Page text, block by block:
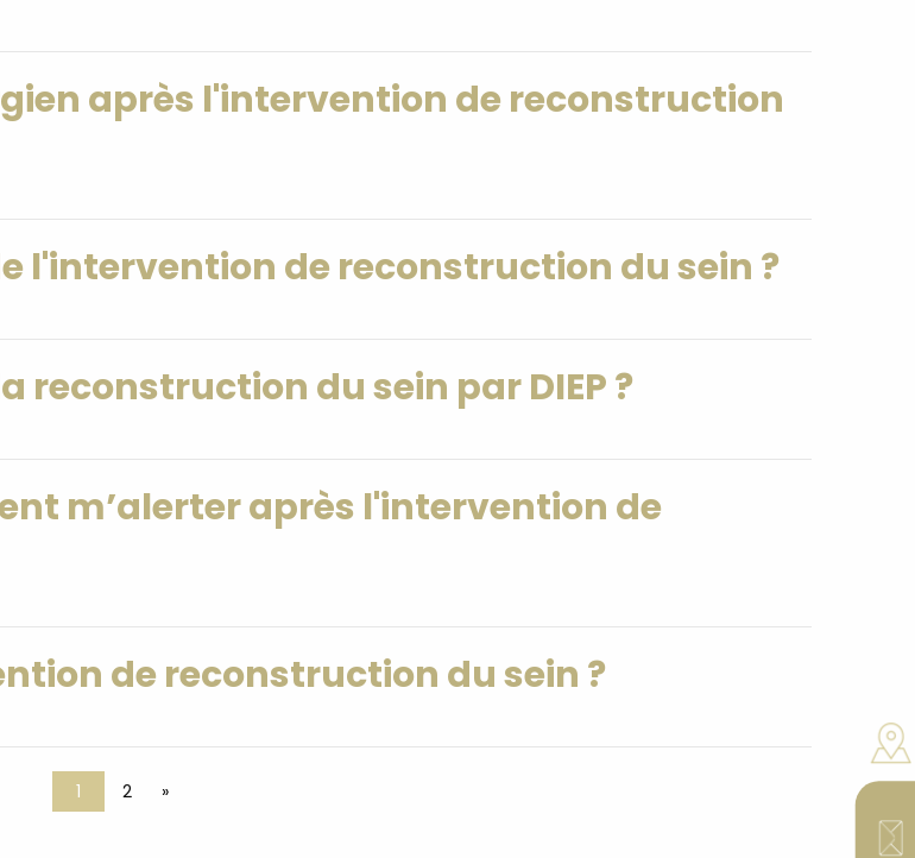
après l'intervention de reconstruction
l'intervention de reconstruction du sein ?
reconstruction du sein par DIEP ?
m’alerter après l'intervention de
de reconstruction du sein ?
1 2 »